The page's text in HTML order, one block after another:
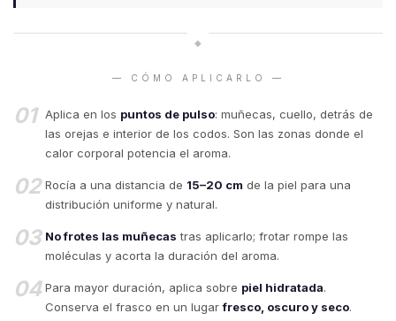
◆
— CÓMO APLICARLO —
01 Aplica en los puntos de pulso: muñecas, cuello, detrás de
las orejas e interior de los codos. Son las zonas donde el
calor corporal potencia el aroma.
02 Rocía a una distancia de 15–20 cm de la piel para una
distribución uniforme y natural.
03 No frotes las muñecas tras aplicarlo; frotar rompe las
moléculas y acorta la duración del aroma.
04 Para mayor duración, aplica sobre piel hidratada.
Conserva el frasco en un lugarfresco, oscuro y seco.